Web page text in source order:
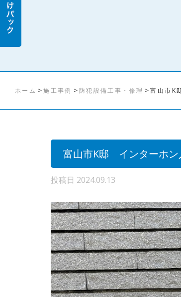
ホーム >施工事例 >防犯設備工事・修理 >富山市K
富山市K邸 インターホン
投稿日 2024.09.13